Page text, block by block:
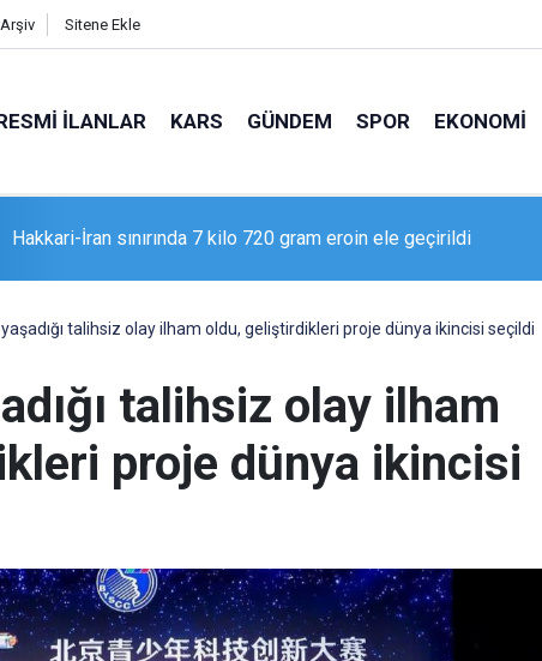
Arşiv Sitene Ekle
İLANLAR KARS GÜNDEM SPOR EKONOMI
Erzurum Adliyesi’nde yangın: 2 kişi dumandan etkilendi
talihsiz olay ilham oldu, geliştirdikleri proje dünya ikincisi seçildi
talihsiz olay ilham
proje dünya ikincisi